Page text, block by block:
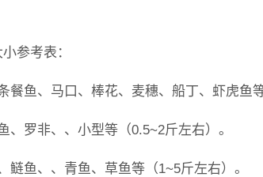
参考表：
餐鱼、马口、棒花、麦穗、船丁、虾虎鱼等
、罗非、、小型等（0.5~2斤左右）。
鲢鱼、、青鱼、草鱼等（1~5斤左右）。